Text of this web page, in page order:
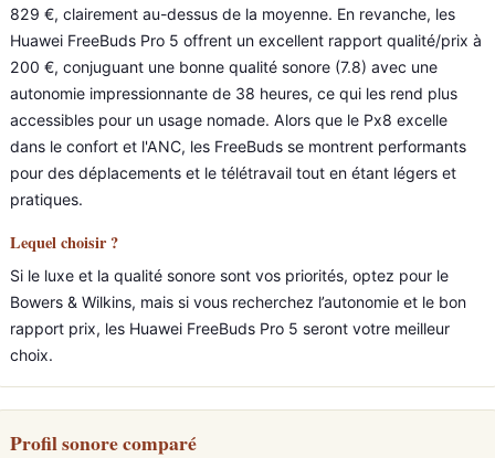
829 €, clairement au-dessus de la moyenne. En revanche, les
Huawei FreeBuds Pro 5 offrent un excellent rapport qualité/prix à
200 €, conjuguant une bonne qualité sonore (7.8) avec une
autonomie impressionnante de 38 heures, ce qui les rend plus
accessibles pour un usage nomade. Alors que le Px8 excelle
dans le confort et l'ANC, les FreeBuds se montrent performants
pour des déplacements et le télétravail tout en étant légers et
pratiques.
Lequel choisir ?
Si le luxe et la qualité sonore sont vos priorités, optez pour le
Bowers & Wilkins, mais si vous recherchez l’autonomie et le bon
rapport prix, les Huawei FreeBuds Pro 5 seront votre meilleur
choix.
Profil sonore comparé